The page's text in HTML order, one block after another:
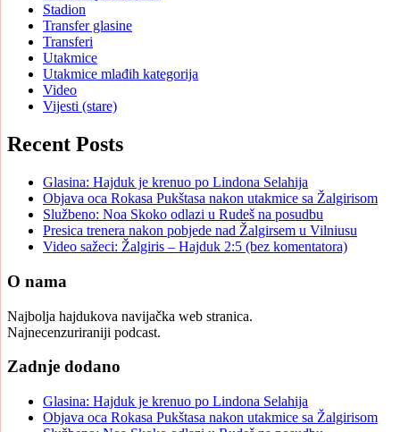
Stadion
Transfer glasine
Transferi
Utakmice
Utakmice mlađih kategorija
Video
Vijesti (stare)
Recent Posts
Glasina: Hajduk je krenuo po Lindona Selahija
Objava oca Rokasa Pukštasa nakon utakmice sa Žalgirisom
Službeno: Noa Skoko odlazi u Rudeš na posudbu
Presica trenera nakon pobjede nad Žalgirsem u Vilniusu
Video sažeci: Žalgiris – Hajduk 2:5 (bez komentatora)
O nama
Najbolja hajdukova navijačka web stranica.
Najnecenzuriraniji podcast.
Zadnje dodano
Glasina: Hajduk je krenuo po Lindona Selahija
Objava oca Rokasa Pukštasa nakon utakmice sa Žalgirisom